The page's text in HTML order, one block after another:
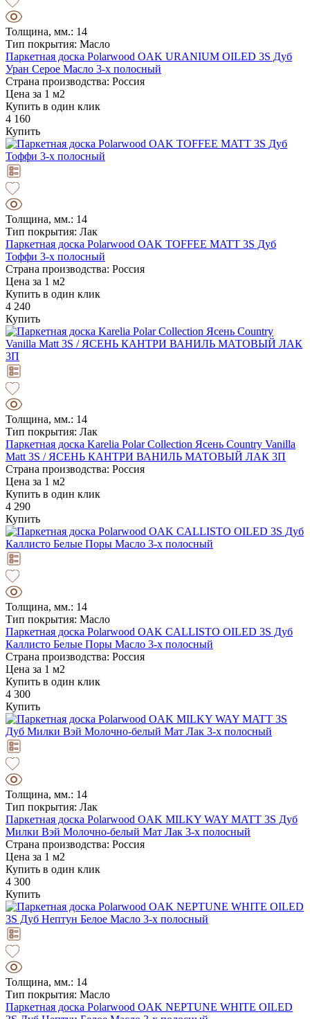
Толщина, мм.: 14
Тип покрытия: Масло
Паркетная доска Polarwood OAK URANIUM OILED 3S Дуб
Уран Серое Масло 3-х полосный
Страна производства: Россия
Цена за 1 м2
Купить в один клик
4 160
Купить
Толщина, мм.: 14
Тип покрытия: Лак
Паркетная доска Polarwood OAK TOFFEE MATT 3S Дуб
Тоффи 3-х полосный
Страна производства: Россия
Цена за 1 м2
Купить в один клик
4 240
Купить
Толщина, мм.: 14
Тип покрытия: Лак
Паркетная доска Karelia Polar Collection Ясень Country Vanilla
Matt 3S / ЯСЕНЬ КАНТРИ ВАНИЛЬ МАТОВЫЙ ЛАК 3П
Страна производства: Россия
Цена за 1 м2
Купить в один клик
4 290
Купить
Толщина, мм.: 14
Тип покрытия: Масло
Паркетная доска Polarwood OAK CALLISTO OILED 3S Дуб
Каллисто Белые Поры Масло 3-х полосный
Страна производства: Россия
Цена за 1 м2
Купить в один клик
4 300
Купить
Толщина, мм.: 14
Тип покрытия: Лак
Паркетная доска Polarwood OAK MILKY WAY MATT 3S Дуб
Милки Вэй Молочно-белый Мат Лак 3-х полосный
Страна производства: Россия
Цена за 1 м2
Купить в один клик
4 300
Купить
Толщина, мм.: 14
Тип покрытия: Масло
Паркетная доска Polarwood OAK NEPTUNE WHITE OILED